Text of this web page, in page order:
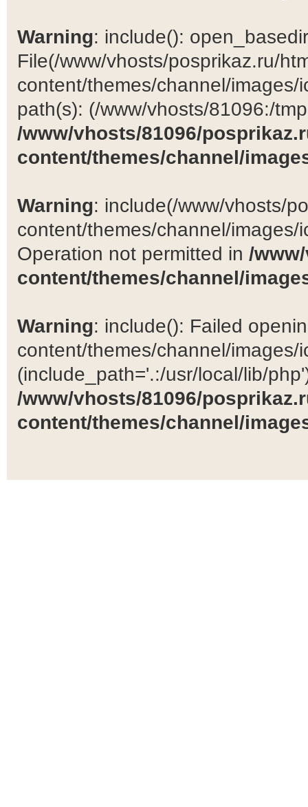
Warning: include():
File(/www/vhosts/posprikaz.ru/
content/themes/channel/
path(s): (/www/vhosts/81096:/
/www/vhosts/81096/
content/themes/channel/
Warning: include(/www/vhosts/
content/themes/channel/
Operation not permitted in /
content/themes/channel/
Warning: include(): Failed
content/themes/channel/images/
(include_path='.:/usr/local/lib/
/www/vhosts/81096/
content/themes/channel/